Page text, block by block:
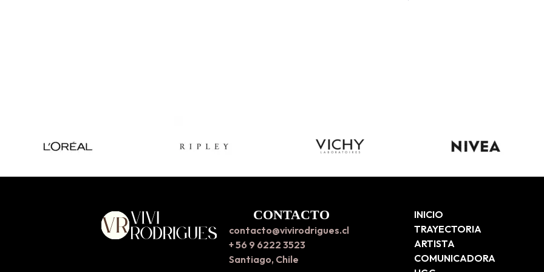
CONTACTO
contacto@vivirodrigues.cl
+ 56 9 6222 3523
Santiago, Chile
INICIO
TRAYECTORIA
ARTISTA
COMUNICADORA